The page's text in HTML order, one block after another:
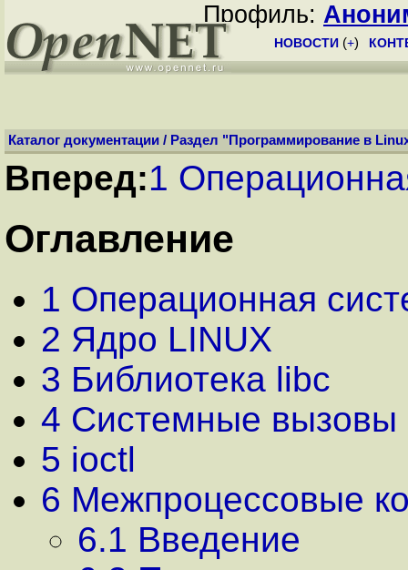
Профиль:
НОВОСТИ (+)
Каталог документации / Раздел "Программирование в
Вперед:1
Оглавление
1 Операционная
2 Ядро LINUX
3 Библиотека libc
4 Системные вызовы
5 ioсtl
6 Межпроцессовые
6.1 Введение